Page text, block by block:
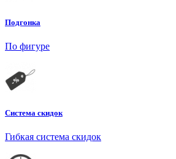
Подгонка
По фигуре
Система скидок
Гибкая система скидок